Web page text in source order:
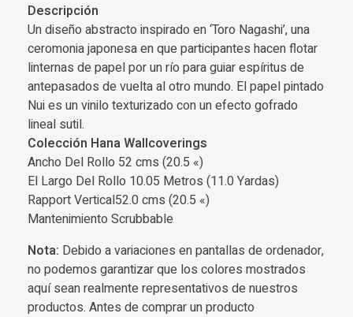
Descripción
Un diseño abstracto inspirado en ‘Toro Nagashi’, una
ceromonia japonesa en que participantes hacen flotar
linternas de papel por un río para guiar espíritus de
antepasados de vuelta al otro mundo. El papel pintado
Nui es un vinilo texturizado con un efecto gofrado
lineal sutil.
Colección Hana Wallcoverings
Ancho Del Rollo 52 cms (20.5 «)
El Largo Del Rollo 10.05 Metros (11.0 Yardas)
Rapport Vertical52.0 cms (20.5 «)
Mantenimiento Scrubbable
Nota: Debido a variaciones en pantallas de ordenador,
no podemos garantizar que los colores mostrados
aquí sean realmente representativos de nuestros
productos. Antes de comprar un producto